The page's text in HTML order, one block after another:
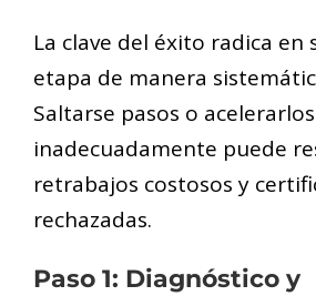
La clave del éxito radica en
etapa de manera
Saltarse pasos o acelerarlos
inadecuadamente puede
retrabajos costosos y
rechazadas.
Paso 1: Diagnóstico y